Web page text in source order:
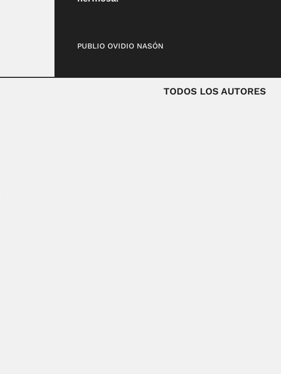
PUBLIO OVIDIO NASÓN
TODOS LOS AUTORES